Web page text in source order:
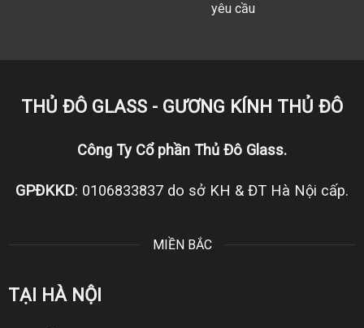
yêu cầu
THỦ ĐÔ GLASS - GƯƠNG KÍNH THỦ ĐÔ
Công Ty Cổ phần Thủ Đô Glass.
GPĐKKD: 0106833837 do sở KH & ĐT Hà Nội cấp.
MIỀN BẮC
TẠI HÀ NỘI